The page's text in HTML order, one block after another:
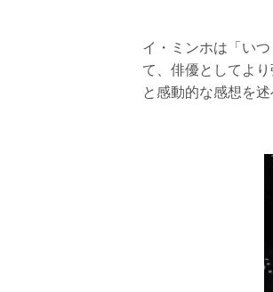
イ・ミンホは「い
て、俳優としてよ
と感動的な感想を述